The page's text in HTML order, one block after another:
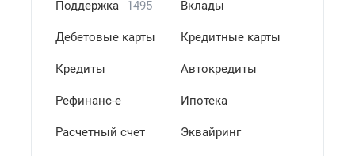
Поддержка 1495 Вклады
Дебетовые карты Кредитные карты
Кредиты Автокредиты
Рефинанс-е Ипотека
Расчетный счет Эквайринг